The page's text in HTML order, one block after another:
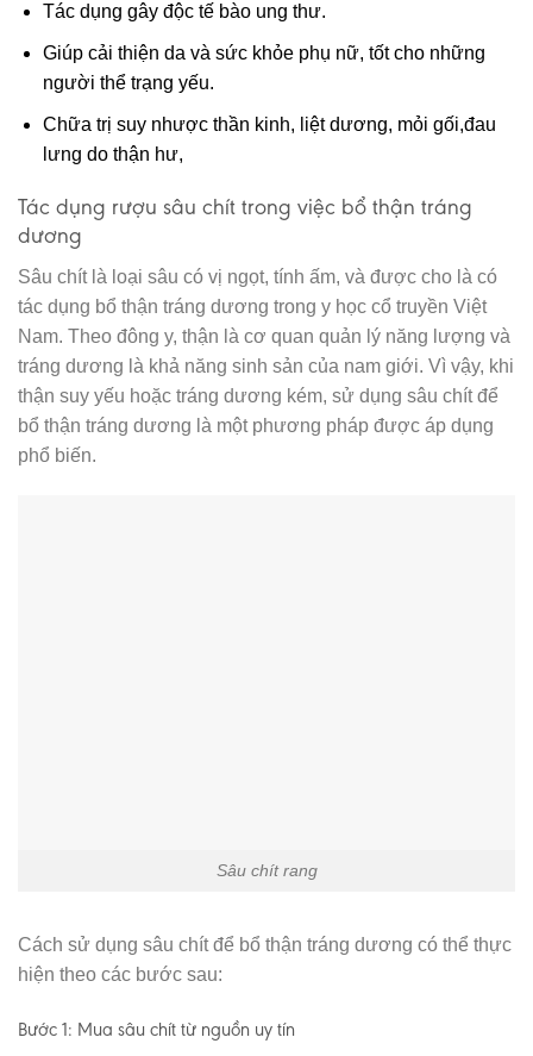
Tác dụng gây độc tế bào ung thư.
Giúp cải thiện da và sức khỏe phụ nữ, tốt cho những
người thể trạng yếu.
Chữa trị suy nhược thần kinh, liệt dương, mỏi gối,đau
lưng do thận hư,
Tác dụng rượu sâu chít trong việc bổ thận tráng
dương
Sâu chít là loại sâu có vị ngọt, tính ấm, và được cho là có
tác dụng bổ thận tráng dương trong y học cổ truyền Việt
Nam. Theo đông y, thận là cơ quan quản lý năng lượng và
tráng dương là khả năng sinh sản của nam giới. Vì vậy, khi
thận suy yếu hoặc tráng dương kém, sử dụng sâu chít để
bổ thận tráng dương là một phương pháp được áp dụng
phổ biến.
Sâu chít rang
Cách sử dụng sâu chít để bổ thận tráng dương có thể thực
hiện theo các bước sau:
Bước 1: Mua sâu chít từ nguồn uy tín